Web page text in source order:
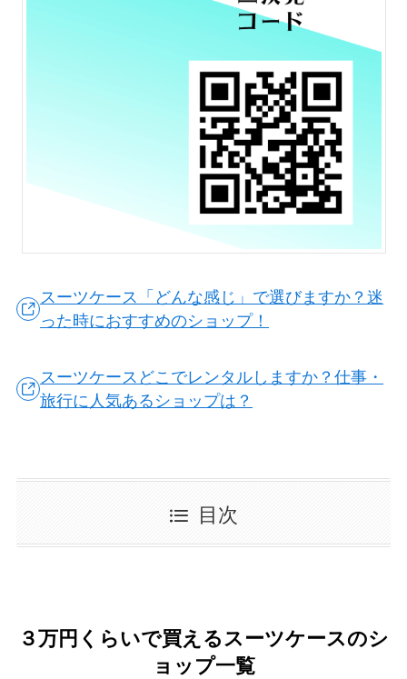
スーツケース「どんな感じ」で選びますか？迷
った時におすすめのショップ！
スーツケースどこでレンタルしますか？仕事・
旅行に人気あるショップは？
目次
３万円くらいで買えるスーツケースのシ
ョップ一覧